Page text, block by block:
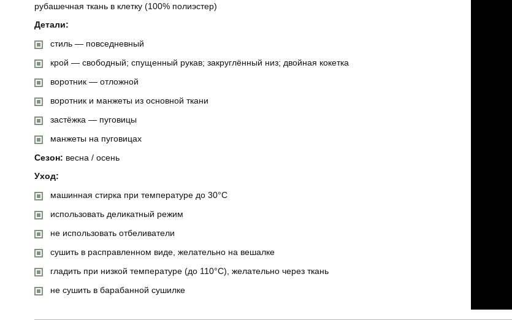
рубашечная ткань в клетку (100% полиэстер)
Детали:
стиль — повседневный
крой — свободный; спущенный рукав; закруглённый низ; двойная кокетка
воротник — отложной
воротник и манжеты из основной ткани
застёжка — пуговицы
манжеты на пуговицах
Сезон: весна / осень
Уход:
машинная стирка при температуре до 30°C
использовать деликатный режим
не использовать отбеливатели
сушить в расправленном виде, желательно на вешалке
гладить при низкой температуре (до 110°C), желательно через ткань
не сушить в барабанной сушилке